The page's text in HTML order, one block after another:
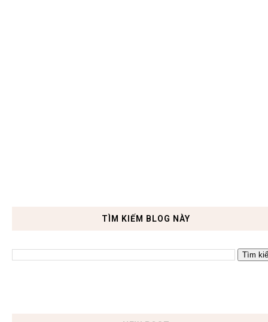
TÌM KIẾM BLOG NÀY